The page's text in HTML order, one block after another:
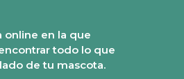
online en la que
todo lo que
de tu mascota.